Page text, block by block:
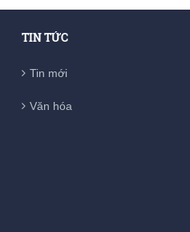
TIN TỨC
Tin mới
Văn hóa